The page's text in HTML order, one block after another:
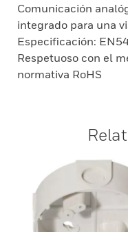
Comunicación
integrado para una
Especificación:
Respetuoso con el
normativa RoHS